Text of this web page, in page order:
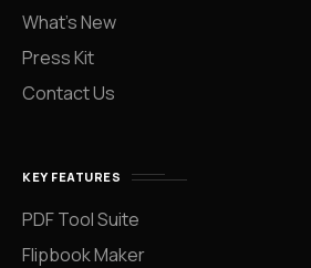
What’s New
Press Kit
Contact Us
KEY FEATURES
PDF Tool Suite
Flipbook Maker